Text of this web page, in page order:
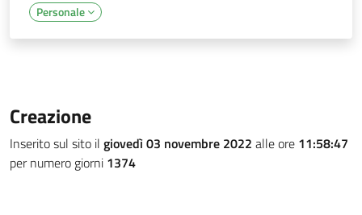
Personale
Creazione
Inserito sul sito il giovedì 03 novembre 2022 alle ore 11:58:47
per numero giorni 1374